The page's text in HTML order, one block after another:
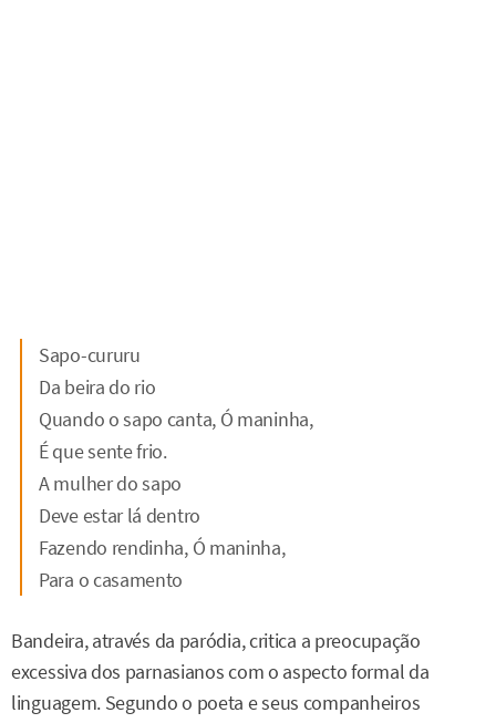
Sapo-cururu
Da beira do rio
Quando o sapo canta, Ó maninha,
É que sente frio.
A mulher do sapo
Deve estar lá dentro
Fazendo rendinha, Ó maninha,
Para o casamento
Bandeira, através da paródia, critica a preocupação
excessiva dos parnasianos com o aspecto formal da
linguagem. Segundo o poeta e seus companheiros